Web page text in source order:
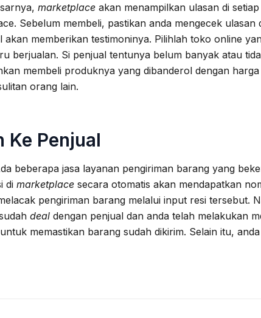
marketplace akan menampilkan ulasan di
Sebelum membeli, pastikan anda mengecek ulasan
memberikan testimoninya. Pilihlah toko online
berjualan. Si penjual tentunya belum banyak atau
membeli produknya yang dibanderol dengan
orang lain.
Ke Penjual
beberapa jasa layanan pengiriman barang yang
di marketplace secara otomatis akan mendapatkan
pengiriman barang melalui input resi tersebut.
deal dengan penjual dan anda telah melakukan
memastikan barang sudah dikirim. Selain itu,